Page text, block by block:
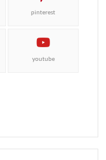
pinterest
youtube